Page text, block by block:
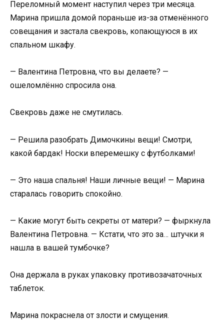
Переломный момент наступил через три месяца.
Марина пришла домой пораньше из-за отменённого
совещания и застала свекровь, копающуюся в их
спальном шкафу.
— Валентина Петровна, что вы делаете? —
ошеломлённо спросила она.
Свекровь даже не смутилась.
— Решила разобрать Димочкины вещи! Смотри,
какой бардак! Носки вперемешку с футболками!
— Это наша спальня! Наши личные вещи! — Марина
старалась говорить спокойно.
— Какие могут быть секреты от матери? — фыркнула
Валентина Петровна. — Кстати, что это за… штучки я
нашла в вашей тумбочке?
Она держала в руках упаковку противозачаточных
таблеток.
Марина покраснела от злости и смущения.